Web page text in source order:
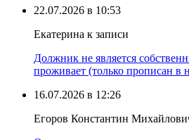
22.07.2026 в 10:53
Екатерина к записи
Должник не является
проживает (только прописан в
16.07.2026 в 12:26
Егоров Константин